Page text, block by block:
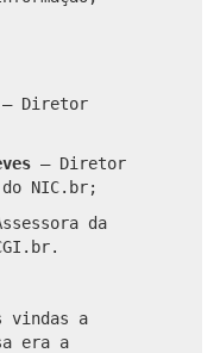
– Diretor
– Diretor
NIC.br;
da
vindas a
era a